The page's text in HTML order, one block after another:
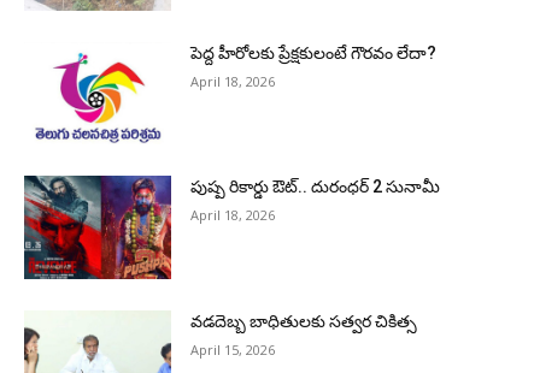
పెద్ద హీరోల‌కు ప్రేక్ష‌కులంటే గౌర‌వం లేదా?
April 18, 2026
పుష్ప రికార్డు ఔట్‌.. దురంధ‌ర్ 2 సునామీ
April 18, 2026
వడదెబ్బ బాధితులకు సత్వర చికిత్స
April 15, 2026